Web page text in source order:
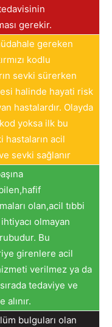
gerekir.
gereken
kodlu
sevki sürerken
halinde hayati risk
hastalardır. Olayda
kod yoksa ilk bu
hastaların acil
ve sevki sağlanır
olan,acil tıbbi
olmayan
Bu
girenlere acil
verilmez ya da
tedaviye ve
alınır.
bulguları olan